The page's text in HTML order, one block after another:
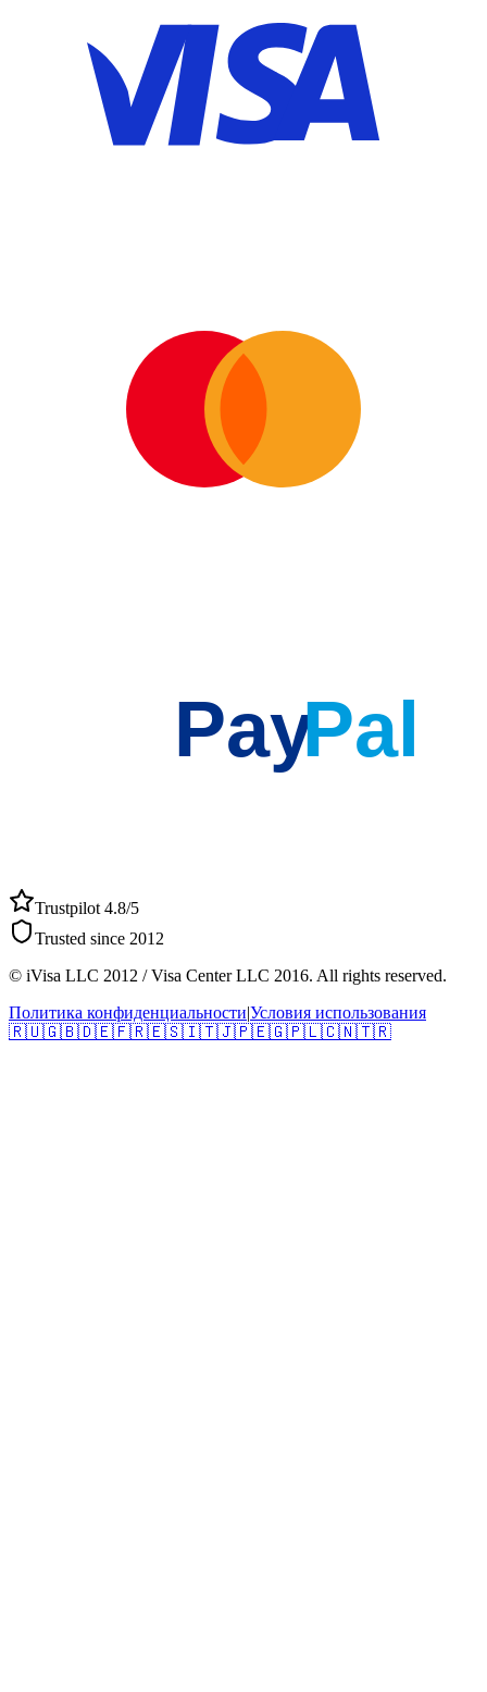
PayPal
Trustpilot 4.8/5
Trusted since 2012
© iVisa LLC 2012 / Visa Center LLC 2016. All rights reserved.
Политика конфиденциальности|Условия использования
🇷🇺🇬🇧🇩🇪🇫🇷🇪🇸🇮🇹🇯🇵🇪🇬🇵🇱🇨🇳🇹🇷